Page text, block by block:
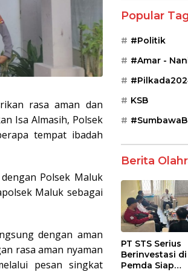
rasa aman dan
Isa Almasih, Polsek
tempat ibadah
Polsek Maluk
Maluk sebagai
dengan aman
rasa aman nyaman
pesan singkat
Popular
#Politik
#Amar -
KSB
Berita
PT STS Serius
Berinvestasi di
Pemda Siap